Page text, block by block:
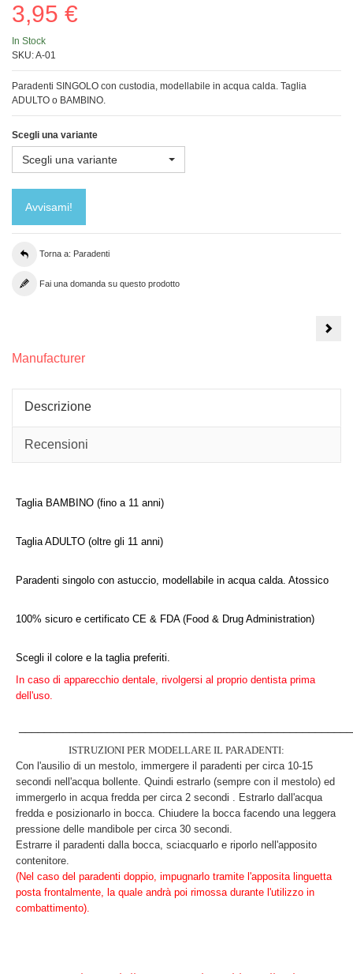
3,95 €
In Stock
SKU:A-01
Paradenti SINGOLO con custodia, modellabile in acqua calda. Taglia
ADULTO o BAMBINO.
Scegli una variante
Scegli una variante
Avvisami!
Torna a: Paradenti
Fai una domanda su questo prodotto
Manufacturer
Descrizione
Recensioni
Taglia BAMBINO (fino a 11 anni)
Taglia ADULTO (oltre gli 11 anni)
Paradenti singolo con astuccio, modellabile in acqua calda. Atossico
100% sicuro e certificato CE & FDA (Food & Drug Administration)
Scegli il colore e la taglia preferiti.
In caso di apparecchio dentale, rivolgersi al proprio dentista prima
dell'uso.
ISTRUZIONI PER MODELLARE IL PARADENTI:
Con l'ausilio di un mestolo, immergere il paradenti per circa 10-15
secondi nell'acqua bollente. Quindi estrarlo (sempre con il mestolo) ed
immergerlo in acqua fredda per circa 2 secondi . Estrarlo dall'acqua
fredda e posizionarlo in bocca. Chiudere la bocca facendo una leggera
pressione delle mandibole per circa 30 secondi.
Estrarre il paradenti dalla bocca, sciacquarlo e riporlo nell'apposito
contenitore.
(Nel caso del paradenti doppio, impugnarlo tramite l'apposita linguetta
posta frontalmente, la quale andrà poi rimossa durante l'utilizzo in
combattimento).